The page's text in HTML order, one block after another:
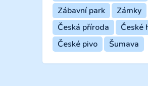
Zábavní park
Zámky
Česká příroda
České
České pivo
Šumava